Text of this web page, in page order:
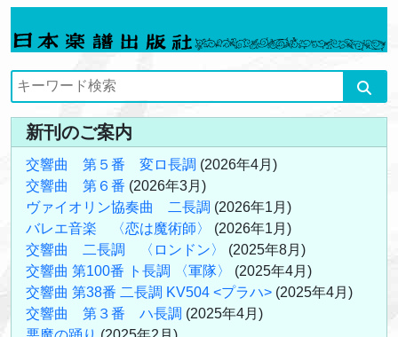
新刊のご案内
交響曲 第５番 変ロ長調 (2026年4月)
交響曲 第６番 (2026年3月)
ヴァイオリン協奏曲 二長調 (2026年1月)
バレエ音楽 〈恋は魔術師〉
(2026年1月)
交響曲 二長調 〈ロンドン〉
(2025年8月)
交響曲 第100番 ト長調 〈軍隊〉
(2025年4月)
交響曲 第38番 二長調 KV504 <プラハ> (2025年4月)
交響曲 第３番 ハ長調 (2025年4月)